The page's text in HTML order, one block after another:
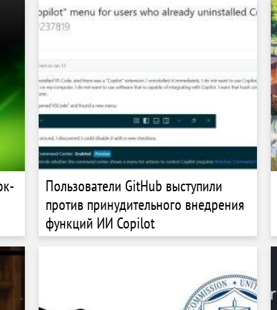
Пользователи GitHub выступили
против принудительного внедрения
функций ИИ Copilot